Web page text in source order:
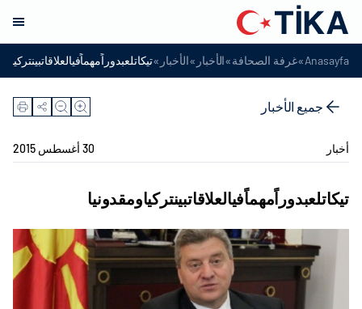
Anasayfa
»غرفة الصحافة»الأخبار »الأخبار »
جميع الأخبار
أخبار 30 أغسطس 2015
تيكاتلعبدوراًمهماًفيالعلاقاتبينتركياومقدونيا